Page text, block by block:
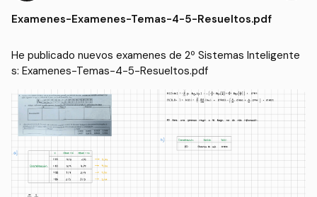
Examenes-Examenes-Temas-4-5-Resueltos.pdf
He publicado nuevos examenes de 2º Sistemas Inteligente
s: Examenes-Temas-4-5-Resueltos.pdf